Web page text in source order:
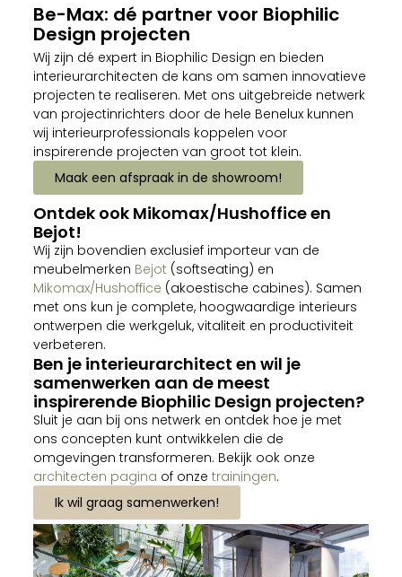
Be-Max: dé partner voor Biophilic
Design projecten
Wij zijn dé expert in Biophilic Design en bieden
interieurarchitecten de kans om samen innovatieve
projecten te realiseren. Met ons uitgebreide netwerk
van projectinrichters door de hele Benelux kunnen
wij interieurprofessionals koppelen voor
inspirerende projecten van groot tot klein.
Maak een afspraak in de showroom!
Ontdek ook Mikomax/Hushoffice en
Bejot!
Wij zijn bovendien exclusief importeur van de
meubelmerken Bejot (softseating) en
Mikomax/Hushoffice (akoestische cabines). Samen
met ons kun je complete, hoogwaardige interieurs
ontwerpen die werkgeluk, vitaliteit en productiviteit
verbeteren.
Ben je interieurarchitect en wil je
samenwerken aan de meest
inspirerende Biophilic Design projecten?
Sluit je aan bij ons netwerk en ontdek hoe je met
ons concepten kunt ontwikkelen die de
omgevingen transformeren. Bekijk ook onze
architecten pagina of onze trainingen.
Ik wil graag samenwerken!